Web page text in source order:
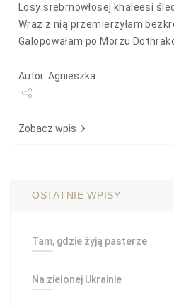
Losy srebrnowłosej khaleesi
Wraz z nią przemierzyłam
Galopowałam po Morzu
Autor: Agnieszka
Zobacz wpis
OSTATNIE WPISY
Tam, gdzie żyją pasterze
Na zielonej Ukrainie